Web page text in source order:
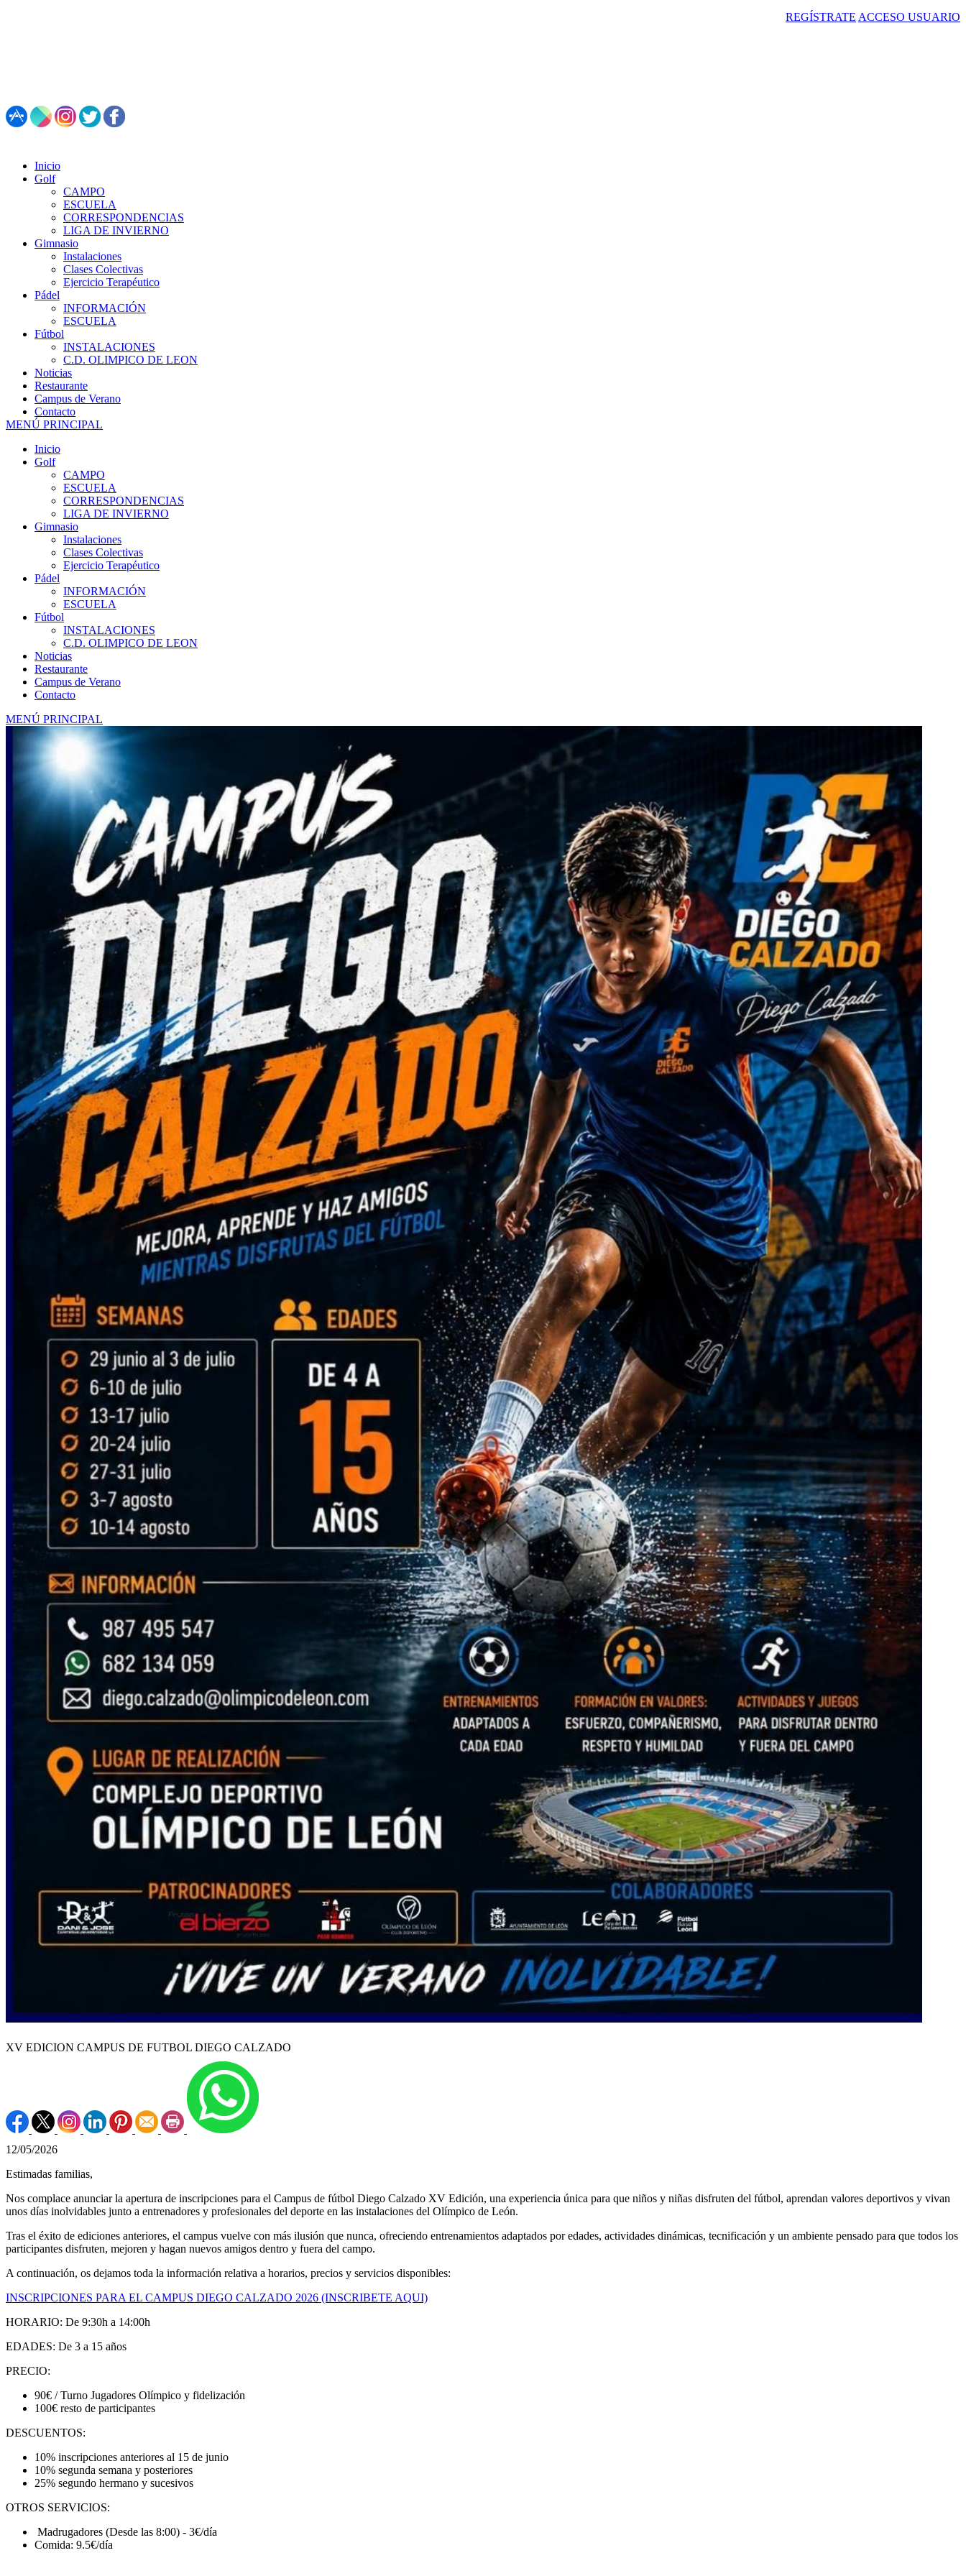
REGÍSTRATE ACCESO USUARIO
Inicio
Golf
CAMPO
ESCUELA
CORRESPONDENCIAS
LIGA DE INVIERNO
Gimnasio
Instalaciones
Clases Colectivas
Ejercicio Terapéutico
Pádel
INFORMACIÓN
ESCUELA
Fútbol
INSTALACIONES
C.D. OLIMPICO DE LEON
Noticias
Restaurante
Campus de Verano
Contacto
MENÚ PRINCIPAL
Inicio
Golf
CAMPO
ESCUELA
CORRESPONDENCIAS
LIGA DE INVIERNO
Gimnasio
Instalaciones
Clases Colectivas
Ejercicio Terapéutico
Pádel
INFORMACIÓN
ESCUELA
Fútbol
INSTALACIONES
C.D. OLIMPICO DE LEON
Noticias
Restaurante
Campus de Verano
Contacto
MENÚ PRINCIPAL
XV EDICION CAMPUS DE FUTBOL DIEGO CALZADO
12/05/2026
Estimadas familias,
Nos complace anunciar la apertura de inscripciones para el Campus de fútbol Diego Calzado XV Edición, una experiencia única para que niños y niñas disfruten del fútbol, aprendan valores deportivos y vivan
unos días inolvidables junto a entrenadores y profesionales del deporte en las instalaciones del Olímpico de León.
Tras el éxito de ediciones anteriores, el campus vuelve con más ilusión que nunca, ofreciendo entrenamientos adaptados por edades, actividades dinámicas, tecnificación y un ambiente pensado para que todos los
participantes disfruten, mejoren y hagan nuevos amigos dentro y fuera del campo.
A continuación, os dejamos toda la información relativa a horarios, precios y servicios disponibles:
INSCRIPCIONES PARA EL CAMPUS DIEGO CALZADO 2026 (INSCRIBETE AQUI)
HORARIO: De 9:30h a 14:00h
EDADES: De 3 a 15 años
PRECIO:
90€ / Turno Jugadores Olímpico y fidelización
100€ resto de participantes
DESCUENTOS:
10% inscripciones anteriores al 15 de junio
10% segunda semana y posteriores
25% segundo hermano y sucesivos
OTROS SERVICIOS:
Madrugadores (Desde las 8:00) - 3€/día
Comida: 9.5€/día